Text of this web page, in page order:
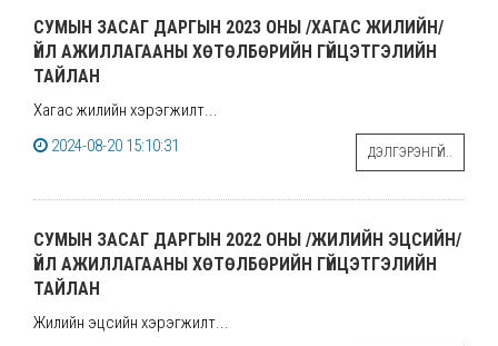
СУМЫН ЗАСАГ ДАРГЫН 2023 ОНЫ /ХАГАС ЖИЛИЙН/
ҮЙЛ АЖИЛЛАГААНЫ ХӨТӨЛБӨРИЙН ГҮЙЦЭТГЭЛИЙН
ТАЙЛАН
Хагас жилийн хэрэгжилт...
2024-08-20 15:10:31
ДЭЛГЭРЭНГҮЙ..
СУМЫН ЗАСАГ ДАРГЫН 2022 ОНЫ /ЖИЛИЙН ЭЦСИЙН/
ҮЙЛ АЖИЛЛАГААНЫ ХӨТӨЛБӨРИЙН ГҮЙЦЭТГЭЛИЙН
ТАЙЛАН
Жилийн эцсийн хэрэгжилт...